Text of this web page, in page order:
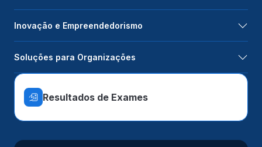
Inovação e Empreendedorismo
Soluções para Organizações
Resultados de Exames